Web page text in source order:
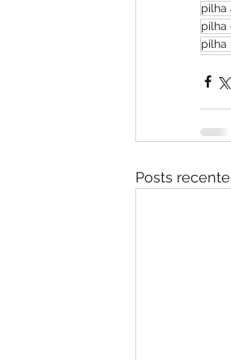
pilha
pilha
pilha
Posts